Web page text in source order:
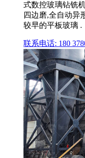
式数控玻璃钻铣
四边磨,全自动异
较早的平板玻璃 .
联系电话: 180